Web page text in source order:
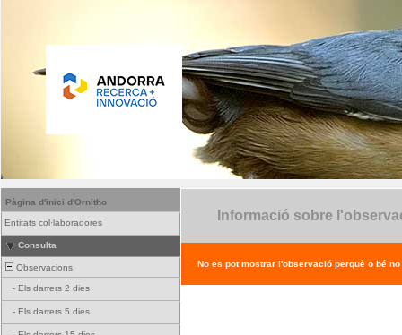
Pàgina d'inici d'Ornitho
Entitats col·laboradores
Consulta
Observacions
- Els darrers 2 dies
- Els darrers 5 dies
Informació sobre
No es pot mostrar l'observació perquè o bé